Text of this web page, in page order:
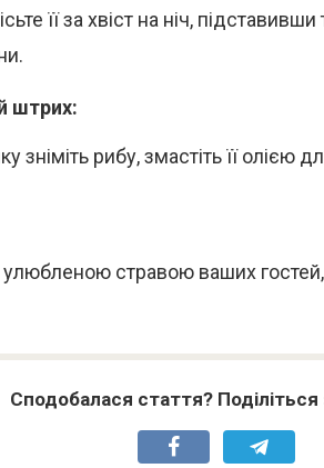
її за хвіст на ніч,
штрих:
зніміть рибу, змастіть її олією
стравою ваших гостей,
Сподобалася стаття?